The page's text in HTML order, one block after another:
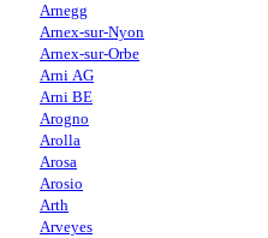
Arnegg
Arnex-sur-Nyon
Arnex-sur-Orbe
Arni AG
Arni BE
Arogno
Arolla
Arosa
Arosio
Arth
Arveyes